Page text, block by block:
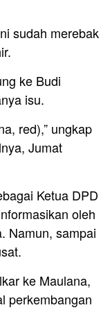
sudah merebak
ke Budi
isu.
red),” ungkap
Jumat
Ketua DPD
oleh
Namun, sampai
ke Maulana,
perkembangan